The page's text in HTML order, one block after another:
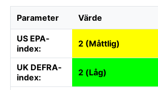
Parameter Värde
US EPA-
index:
2 (Måttlig)
UK DEFRA-
index:
2 (Låg)